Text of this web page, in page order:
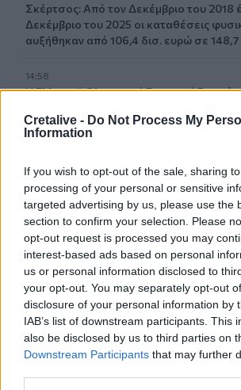
Cretalive - Do Not Process My
Information
If you wish to opt-out of the sale, sharing
processing of your personal or sensitive
targeted advertising by us, please use the
section to confirm your selection. Please
opt-out request is processed you may
interest-based ads based on personal
us or personal information disclosed to
your opt-out. You may separately opt-out
disclosure of your personal information by
IAB’s list of downstream participants. This
also be disclosed by us to third parties on
Downstream Participants that may further
Σκέρτσος: Από τον Δεκέμβριο του 2018
Δεκέμβριο του 2025 οι καταθέσεις
αυξήθηκαν από 106,4 δισ. ευρώ σε
14:58
Η Ελληνική Ολυμπιακή Επιτροπή ξεκινά
συμμορφώνονται
14:39
To Moonlight Serenade στο καφέ του
Μουσείου Χανίων
14:17
Θ. Κοντογεώργης: Προεκλογική αλλά όχι
ΔΕΘ
ΠΕΡΙΣΣΟΤΕΡΑ